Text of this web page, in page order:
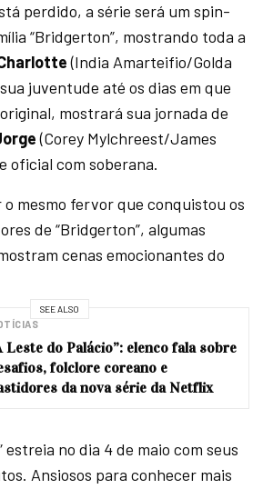
perdido, a série será um spin-
“Bridgerton”, mostrando toda a
(India Amarteifio/Golda
juventude até os dias em que
mostrará sua jornada de
(Corey Mylchreest/James
oficial com soberana.
mesmo fervor que conquistou os
de “Bridgerton”, algumas
cenas emocionantes do
SEE ALSO
Leste do Palácio”: elenco fala sobre
folclore coreano e
da nova série da Netflix
estreia no dia 4 de maio com seus
Ansiosos para conhecer mais